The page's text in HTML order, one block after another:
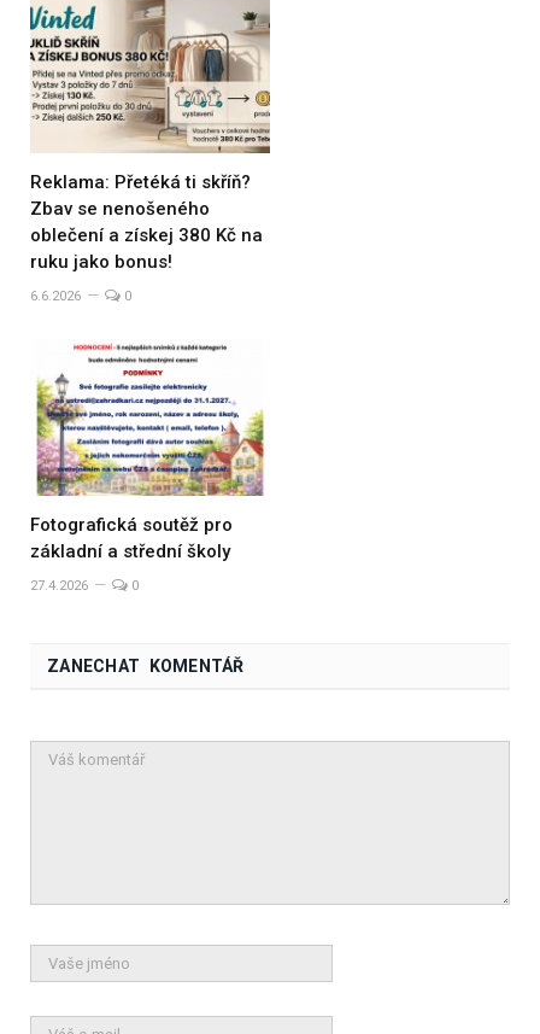
Reklama: Přetéká ti skříň?
Zbav se nenošeného
oblečení a získej 380 Kč na
ruku jako bonus!
6.6.2026 0
Fotografická soutěž pro
základní a střední školy
27.4.2026 0
ZANECHAT KOMENTÁŘ